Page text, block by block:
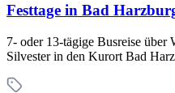
Festtage in Bad
7- oder 13-tägige Busreise über
Silvester in den Kurort Bad